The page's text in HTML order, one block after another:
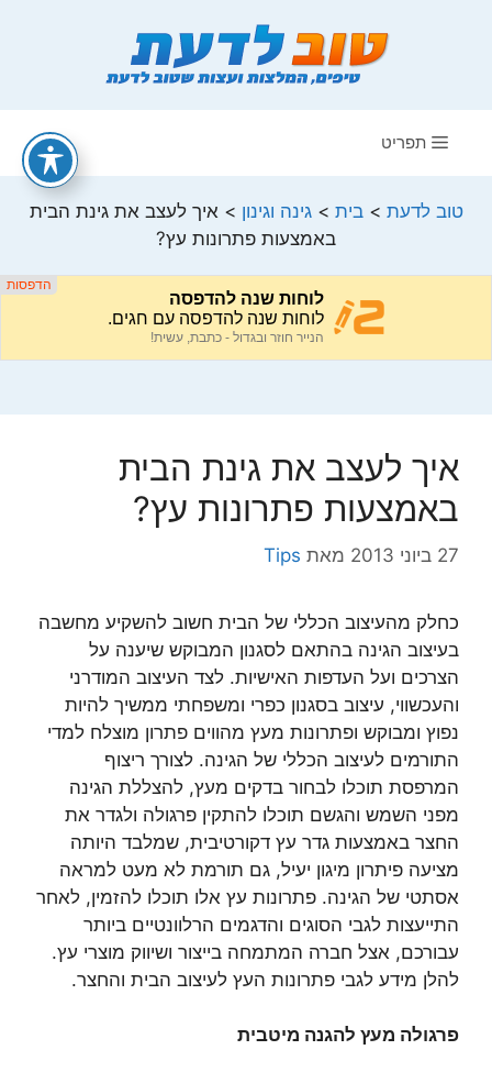
תפריט
טוב לדעת >בית >גינה וגינון >איך לעצב את גינת הבית
באמצעות פתרונות עץ?
איך לעצב את גינת הבית
באמצעות פתרונות עץ?
27 ביוני 2013 מאת Tips
כחלק מהעיצוב הכללי של הבית חשוב להשקיע מחשבה
בעיצוב הגינה בהתאם לסגנון המבוקש שיענה על
הצרכים ועל העדפות האישיות. לצד העיצוב המודרני
והעכשווי, עיצוב בסגנון כפרי ומשפחתי ממשיך להיות
נפוץ ומבוקש ופתרונות מעץ מהווים פתרון מוצלח למדי
התורמים לעיצוב הכללי של הגינה. לצורך ריצוף
המרפסת תוכלו לבחור בדקים מעץ, להצללת הגינה
מפני השמש והגשם תוכלו להתקין פרגולה ולגדר את
החצר באמצעות גדר עץ דקורטיבית, שמלבד היותה
מציעה פיתרון מיגון יעיל, גם תורמת לא מעט למראה
אסתטי של הגינה. פתרונות עץ אלו תוכלו להזמין, לאחר
התייעצות לגבי הסוגים והדגמים הרלוונטיים ביותר
עבורכם, אצל חברה המתמחה בייצור ושיווק מוצרי עץ.
להלן מידע לגבי פתרונות העץ לעיצוב הבית והחצר.
פרגולה מעץ להגנה מיטבית